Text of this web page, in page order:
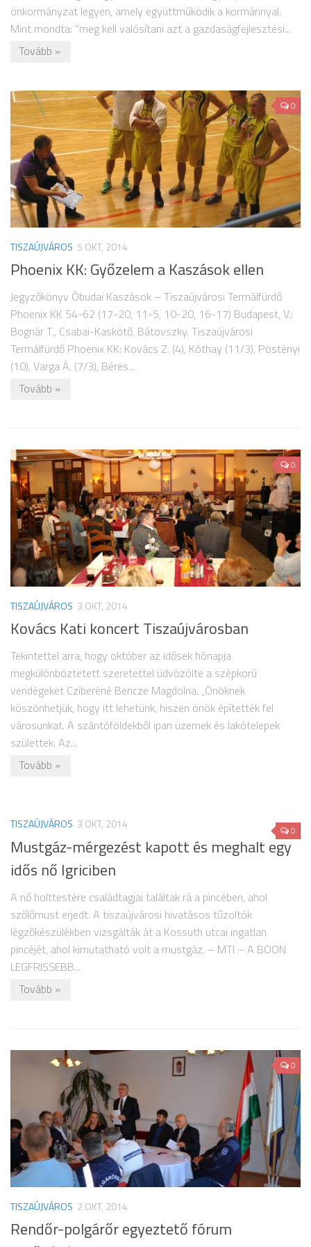
önkormányzat legyen, amely együttműködik a kormánnyal.
Mint mondta: “meg kell valósítani azt a gazdaságfejlesztési...
Tovább »
0
TISZAÚJVÁROS 5 OKT, 2014
Phoenix KK: Győzelem a Kaszások ellen
Jegyzőkönyv Óbudai Kaszások – Tiszaújvárosi Termálfürdő
Phoenix KK 54-62 (17-20, 11-5, 10-20, 16-17) Budapest, V.:
Bognár T., Csabai-Kaskötő, Bátovszky. Tiszaújvárosi
Termálfürdő Phoenix KK: Kovács Z. (4), Kóthay (11/3), Pöstényi
(10), Varga Á. (7/3), Béres...
Tovább »
0
TISZAÚJVÁROS 3 OKT, 2014
Kovács Kati koncert Tiszaújvárosban
Tekintettel arra, hogy október az idősek hónapja
megkülönböztetett szeretettel üdvözölte a szépkorú
vendégeket Cziberéné Bencze Magdolna. „Önöknek
köszönhetjük, hogy itt lehetünk, hiszen önök építették fel
városunkat. A szántóföldekből ipari üzemek és lakótelepek
születtek. Az...
Tovább »
0
TISZAÚJVÁROS 3 OKT, 2014
Mustgáz-mérgezést kapott és meghalt egy
idős nő Igriciben
A nő holttestére családtagjai találtak rá a pincében, ahol
szőlőmust erjedt. A tiszaújvárosi hivatásos tűzoltók
légzőkészülékben vizsgálták át a Kossuth utcai ingatlan
pincéjét, ahol kimutatható volt a mustgáz. – MTI – A BOON
LEGFRISSEBB...
Tovább »
0
TISZAÚJVÁROS 2 OKT, 2014
Rendőr-polgárőr egyeztető fórum